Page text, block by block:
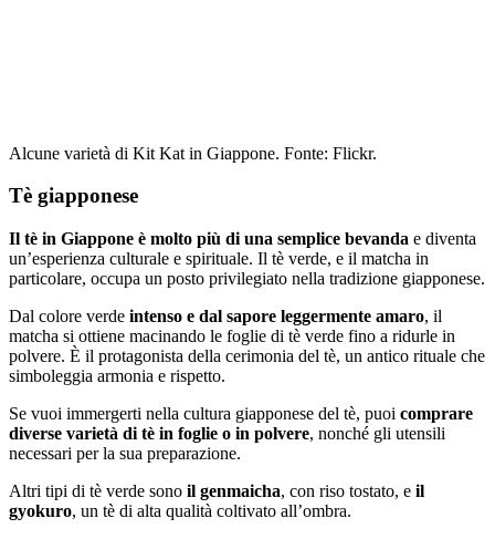
Alcune varietà di Kit Kat in Giappone. Fonte: Flickr.
Tè giapponese
Il tè in Giappone è molto più di una semplice bevanda e diventa
un’esperienza culturale e spirituale. Il tè verde, e il matcha in
particolare, occupa un posto privilegiato nella tradizione giapponese.
Dal colore verde intenso e dal sapore leggermente amaro, il
matcha si ottiene macinando le foglie di tè verde fino a ridurle in
polvere. È il protagonista della cerimonia del tè, un antico rituale che
simboleggia armonia e rispetto.
Se vuoi immergerti nella cultura giapponese del tè, puoi comprare
diverse varietà di tè in foglie o in polvere, nonché gli utensili
necessari per la sua preparazione.
Altri tipi di tè verde sono il genmaicha, con riso tostato, e il
gyokuro, un tè di alta qualità coltivato all’ombra.